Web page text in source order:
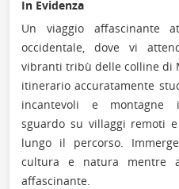
In Evidenza
Un viaggio affascinante
occidentale, dove vi
vibranti tribù delle colline di
itinerario accuratamente
incantevoli e montagne
sguardo su villaggi remoti
lungo il percorso.
cultura e natura mentre
affascinante.